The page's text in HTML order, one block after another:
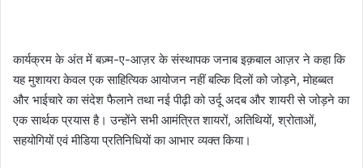
कार्यक्रम के अंत में बज़्म-ए-आज़र के संस्थापक जनाब इक़बाल आज़र ने कहा कि
यह मुशायरा केवल एक साहित्यिक आयोजन नहीं बल्कि दिलों को जोड़ने, मोहब्बत
और भाईचारे का संदेश फैलाने तथा नई पीढ़ी को उर्दू अदब और शायरी से जोड़ने का
एक सार्थक प्रयास है। उन्होंने सभी आमंत्रित शायरों, अतिथियों, श्रोताओं,
सहयोगियों एवं मीडिया प्रतिनिधियों का आभार व्यक्त किया।